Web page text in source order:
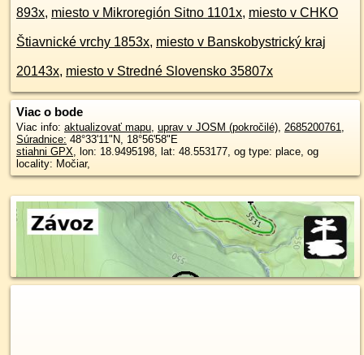
893x, miesto v Mikroregión Sitno 1101x, miesto v CHKO
Štiavnické vrchy 1853x, miesto v Banskobystrický kraj
20143x, miesto v Stredné Slovensko 35807x
Viac o bode
Viac info: aktualizovať mapu, uprav v JOSM (pokročilé), 2685200761,
Súradnice: 48°33'11"N, 18°56'58"E
stiahni GPX, lon: 18.9495198, lat: 48.553177, og type: place, og
locality: Močiar,